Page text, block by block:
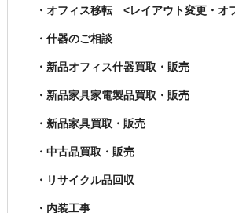
・オフィス移転 <レイアウト変更・オ
・什器のご相談
・新品オフィス什器買取・販売
・新品家具家電製品買取・販売
・新品家具買取・販売
・中古品買取・販売
・リサイクル品回収
・内装工事